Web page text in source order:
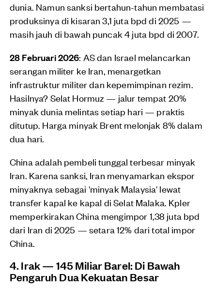
dunia. Namun sanksi bertahun-tahun membatasi
produksinya di kisaran 3,1 juta bpd di 2025 —
masih jauh di bawah puncak 4 juta bpd di 2007.
28 Februari 2026: AS dan Israel melancarkan
serangan militer ke Iran, menargetkan
infrastruktur militer dan kepemimpinan rezim.
Hasilnya? Selat Hormuz — jalur tempat 20%
minyak dunia melintas setiap hari — praktis
ditutup. Harga minyak Brent melonjak 8% dalam
dua hari.
China adalah pembeli tunggal terbesar minyak
Iran. Karena sanksi, Iran menyamarkan ekspor
minyaknya sebagai 'minyak Malaysia' lewat
transfer kapal ke kapal di Selat Malaka. Kpler
memperkirakan China mengimpor 1,38 juta bpd
dari Iran di 2025 — setara 12% dari total impor
China.
4. Irak — 145 Miliar Barel: Di Bawah
Pengaruh Dua Kekuatan Besar